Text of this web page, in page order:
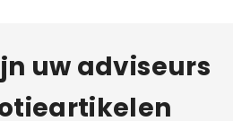
uw adviseurs